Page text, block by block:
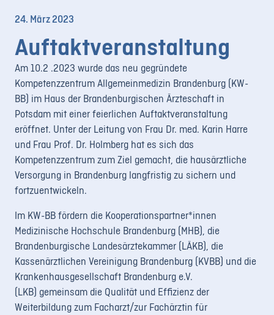
Datenschutz
24. März 2023
Auftaktveranstaltung
Am 10.2 .2023 wurde das neu gegründete
Kompetenzzentrum Allgemeinmedizin Brandenburg (KW-
BB) im Haus der Brandenburgischen Ärzteschaft in
Potsdam mit einer feierlichen Auftaktveranstaltung
eröffnet. Unter der Leitung von Frau Dr. med. Karin Harre
und Frau Prof. Dr. Holmberg hat es sich das
Kompetenzzentrum zum Ziel gemacht, die hausärztliche
Versorgung in Brandenburg langfristig zu sichern und
fortzuentwickeln.
Im KW-BB fördern die Kooperationspartner*innen
Medizinische Hochschule Brandenburg (MHB), die
Brandenburgische Landesärztekammer (LÄKB), die
Kassenärztlichen Vereinigung Brandenburg (KVBB) und die
Krankenhausgesellschaft Brandenburg e.V.
(LKB) gemeinsam die Qualität und Effizienz der
Weiterbildung zum Facharzt/zur Fachärztin für